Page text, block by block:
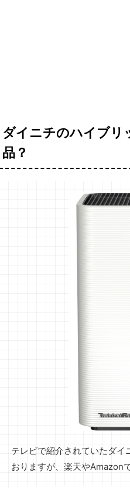
ダイニチのハイブリ
品？
テレビで紹介されていたダ
おりますが、楽天やAmazon